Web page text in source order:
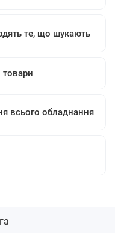
те, що шукають
товари
всього обладнання